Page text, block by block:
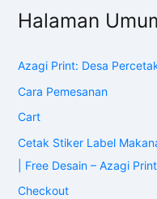
Halaman
Azagi Print: Desa
Cara Pemesanan
Cart
Cetak Stiker Label
| Free Desain – Azagi Print
Checkout